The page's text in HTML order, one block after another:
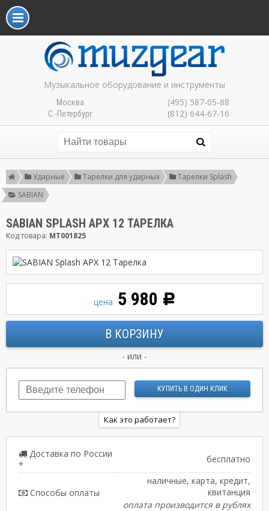
Музыкальное оборудование и инструменты
Москва (495) 587-05-88
С.-Петербург (812) 644-67-16
Ударные Тарелки для ударных
Тарелки Splash
SABIAN
SABIAN SPLASH APX 12 ТАРЕЛКА
Код товара: MT001825
цена 5 980 Р
- или -
Как это работает?
Доставка по России
*
бесплатно
Способы оплаты
наличные, карта, кредит,
квитанция
оплата производится в рублях